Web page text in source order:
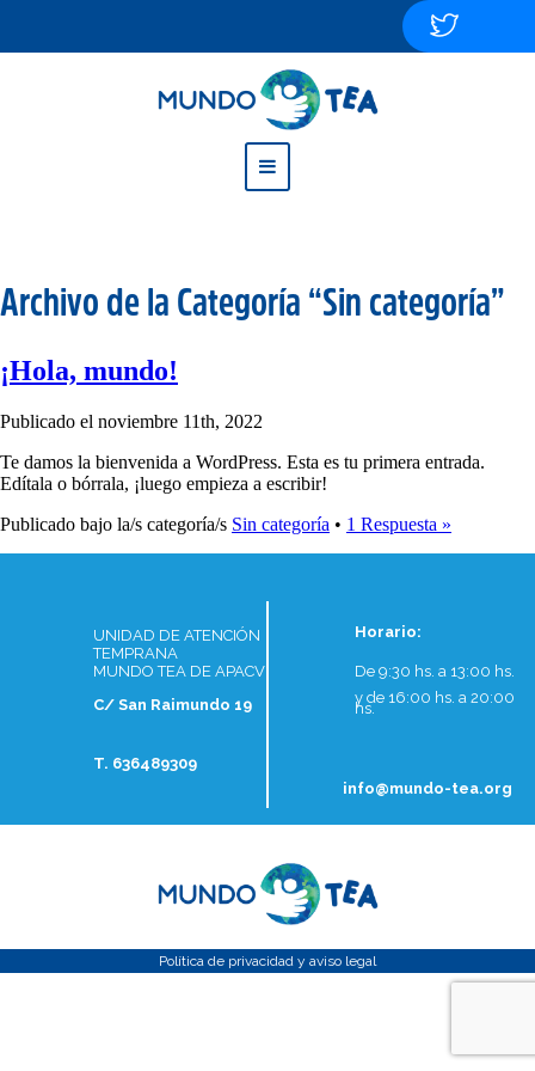
Archivo de la Categoría “Sin categoría”
¡Hola, mundo!
Publicado el noviembre 11th, 2022
Te damos la bienvenida a WordPress. Esta es tu primera entrada.
Edítala o bórrala, ¡luego empieza a escribir!
Publicado bajo la/s categoría/s Sin categoría • 1 Respuesta »
UNIDAD DE ATENCIÓN
TEMPRANA
MUNDO TEA DE APACV
C/ San Raimundo 19
T. 636489309
Horario:
De 9:30 hs. a 13:00 hs.
y de 16:00 hs. a 20:00
hs.
info@mundo-tea.org
Política de privacidad y aviso legal